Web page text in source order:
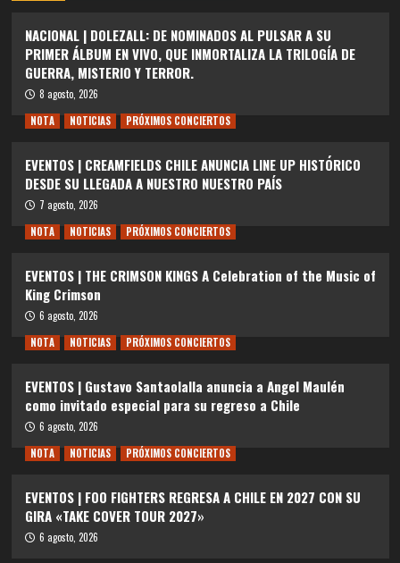
NACIONAL | DOLEZALL: DE NOMINADOS AL PULSAR A SU
PRIMER ÁLBUM EN VIVO, QUE INMORTALIZA LA TRILOGÍA DE
GUERRA, MISTERIO Y TERROR.
8 agosto, 2026
NOTA
NOTICIAS PRÓXIMOS CONCIERTOS
EVENTOS | CREAMFIELDS CHILE ANUNCIA LINE UP HISTÓRICO
DESDE SU LLEGADA A NUESTRO NUESTRO PAÍS
7 agosto, 2026
NOTA
NOTICIAS PRÓXIMOS CONCIERTOS
EVENTOS | THE CRIMSON KINGS A Celebration of the Music of
King Crimson
6 agosto, 2026
NOTA
NOTICIAS PRÓXIMOS CONCIERTOS
EVENTOS | Gustavo Santaolalla anuncia a Angel Maulén
como invitado especial para su regreso a Chile
6 agosto, 2026
NOTA
NOTICIAS PRÓXIMOS CONCIERTOS
EVENTOS | FOO FIGHTERS REGRESA A CHILE EN 2027 CON SU
GIRA «TAKE COVER TOUR 2027»
6 agosto, 2026